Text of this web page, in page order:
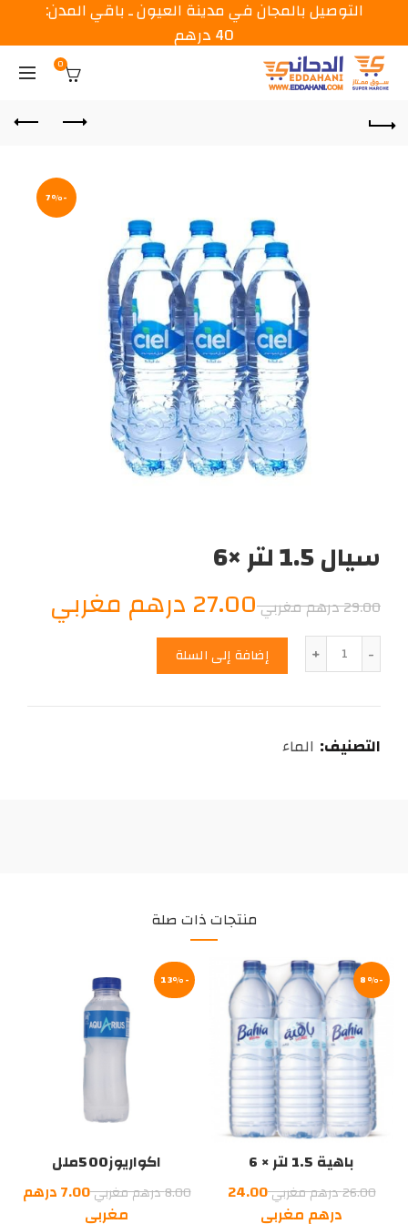
0
-7%
سيال 1.5 لتر ×6
29.00درهم مغربيالسعر
الأصلي
هو:
27.00درهم مغربي
الكمية إضافة إلى السلة
التصنيف: الماء
منتجات ذات صلة
-8%
باهية 1.5 لتر × 6
26.00درهم مغربيالسعر
الأصلي
24.00
درهم مغربي
-13%
اكواريوز500ملل
8.00درهم مغربيالسعر
الأصلي
7.00درهم
مغربي
التوصيل بالمجان في مدينة العيون ـ باقي المدن:
40 درهم